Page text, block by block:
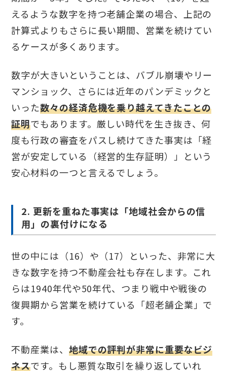
えるような数字を持つ老舗企業の場合、上記の
計算式よりもさらに長い期間、営業を続けてい
るケースが多くあります。
数字が大きいということは、バブル崩壊やリー
マンショック、さらには近年のパンデミックと
いった数々の経済危機を乗り越えてきたことの
証明でもあります。厳しい時代を生き抜き、何
度も行政の審査をパスし続けてきた事実は「経
営が安定している（経営的生存証明）」という
安心材料の一つと言えるでしょう。
2. 更新を重ねた事実は「地域社会からの信
用」の裏付けになる
世の中には（16）や（17）といった、非常に大
きな数字を持つ不動産会社も存在します。これ
らは1940年代や50年代、つまり戦中や戦後の
復興期から営業を続けている「超老舗企業」で
す。
不動産業は、 地域での評判が非常に重要なビジ
ネスです。もし悪質な取引を繰り返していれ